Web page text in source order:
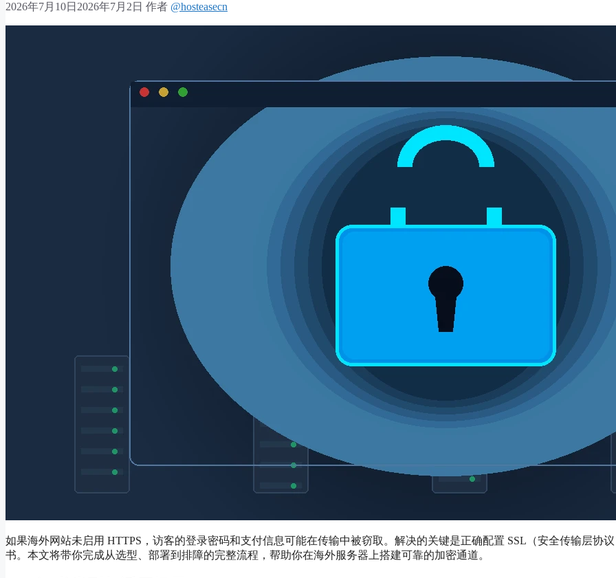
2026年7月10日 2026年7月2日 作者 @hosteasecn
如果海外网站未启用 HTTPS，访客的登录密码和支付信息可能在传输中被窃取。解决的关键是正确配置 SSL（安全传输层协
书。本文将带你完成从选型、部署到排障的完整流程，帮助你在海外服务器上搭建可靠的加密通道。